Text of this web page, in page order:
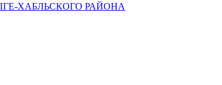
ХАБЛЬСКОГО РАЙОНА